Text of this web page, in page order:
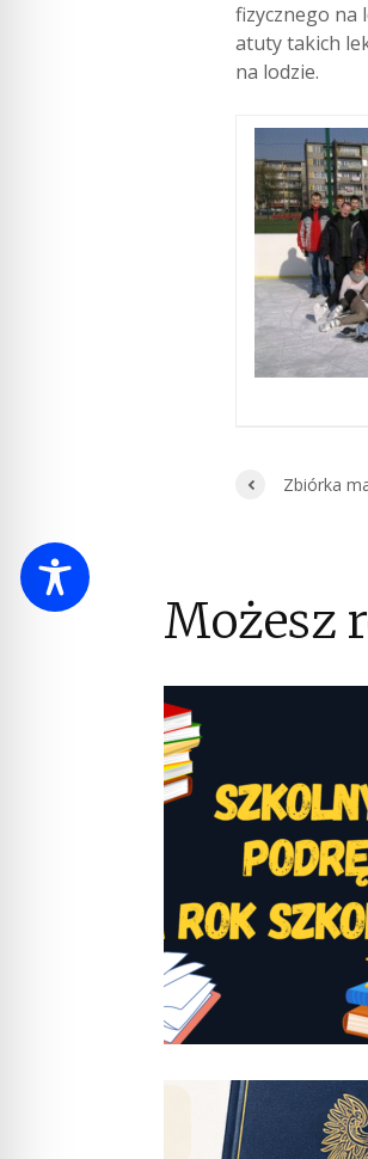
fizycznego na
atuty takich
na lodzie.
Zbiórka
Możesz